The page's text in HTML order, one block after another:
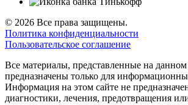
© 2026 Все права защищены.
Политика конфиденциальности
Пользовательское соглашение
Все материалы, представленные на данном
предназначены только для
Информация на этом сайте не
диагностики, лечения, предотвращения